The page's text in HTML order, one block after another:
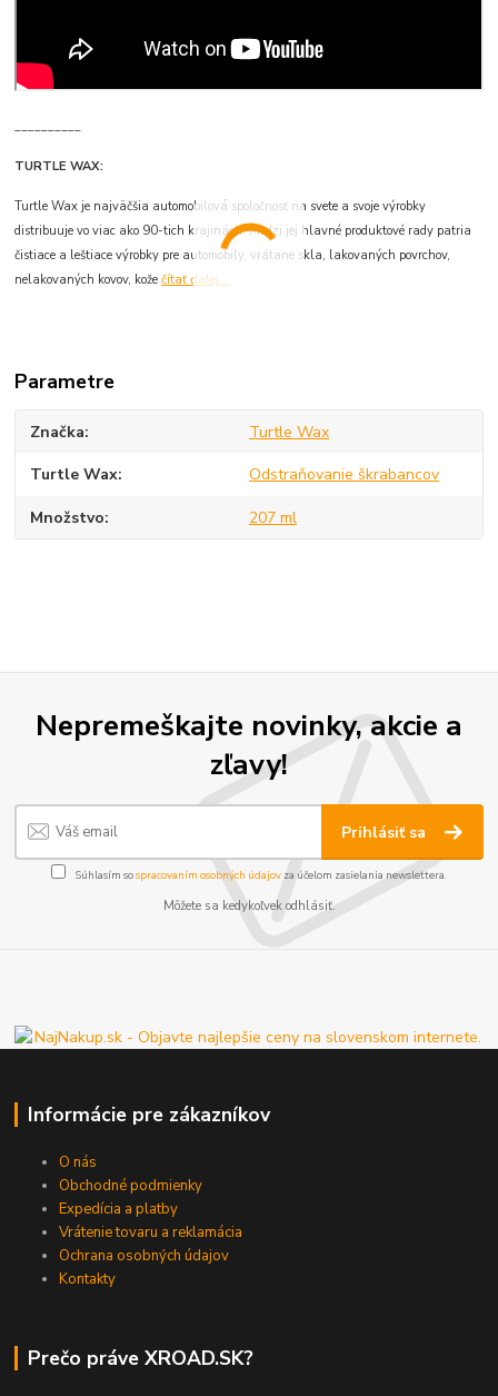
TURTLE WAX:
Turtle Wax je najväčšia automobilová spoločnosť na svete a svoje výrobky
distribuuje vo viac ako 90-tich krajinách. Medzi jej hlavné produktové rady patria
čistiace a leštiace výrobky pre automobily, vrátane skla, lakovaných povrchov,
nelakovaných kovov, kožečítať ďalej...
Parametre
Značka Turtle Wax
Turtle Wax Odstraňovanie škrabancov
Množstvo 207 ml
Nepremeškajte novinky, akcie a
zľavy!
Prihlásiť sa
Súhlasím sospracovaním osobných údajov za účelom zasielania newslettera.
Môžete sa kedykoľvek odhlásiť.
Informácie pre zákazníkov
O nás
Obchodné podmienky
Expedícia a platby
Vrátenie tovaru a reklamácia
Ochrana osobných údajov
Kontakty
Prečo práve XROAD.SK?